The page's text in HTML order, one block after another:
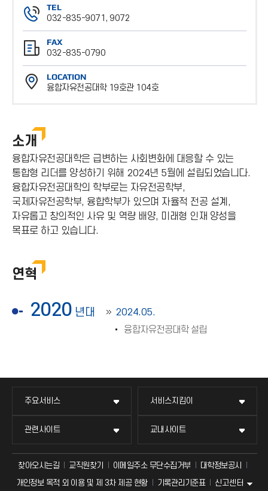
TEL
032-835-9071, 9072
전
화
번
호
FAX
032-835-0790
팩
스
번
LOCATION
융합자유전공대학 19호관 104호
소개
융합자유전공대학은 급변하는 사회변화에 대응할 수 있는
통합형 리더를 양성하기 위해 2024년 5월에 설립되었습니다.
융합자유전공대학의 학부로는 자유전공학부,
국제자유전공학부, 융합학부가 있으며 자율적 전공 설계,
자유롭고 창의적인 사유 및 역량 배양, 미래형 인재 양성을
목표로 하고 있습니다.
연혁
2020 년대
2024.05.
융합자유전공대학 설립
주요서비스 서비스지킴이
관련사이트 교내사이트
찾아오시는길 교직원찾기 이메일주소 무단수집거부
대학정보공시
개인정보 목적 외 이용 및 제 3차 제공 현황
기록관리기준표 신고센터